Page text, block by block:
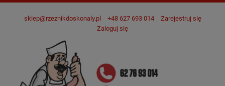
sklep@rzeznikdoskonaly.pl +48 627 693 014
Zarejestruj się
Zaloguj się